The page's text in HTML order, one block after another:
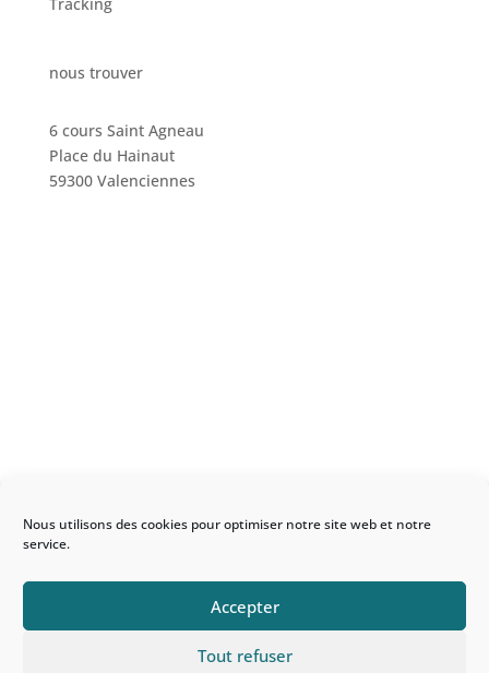
Nous utilisons des cookies pour optimiser notre site web et notre
service.
Accepter
Tout refuser
nous trouver
6 cours Saint Agneau
Place du Hainaut
59300 Valenciennes